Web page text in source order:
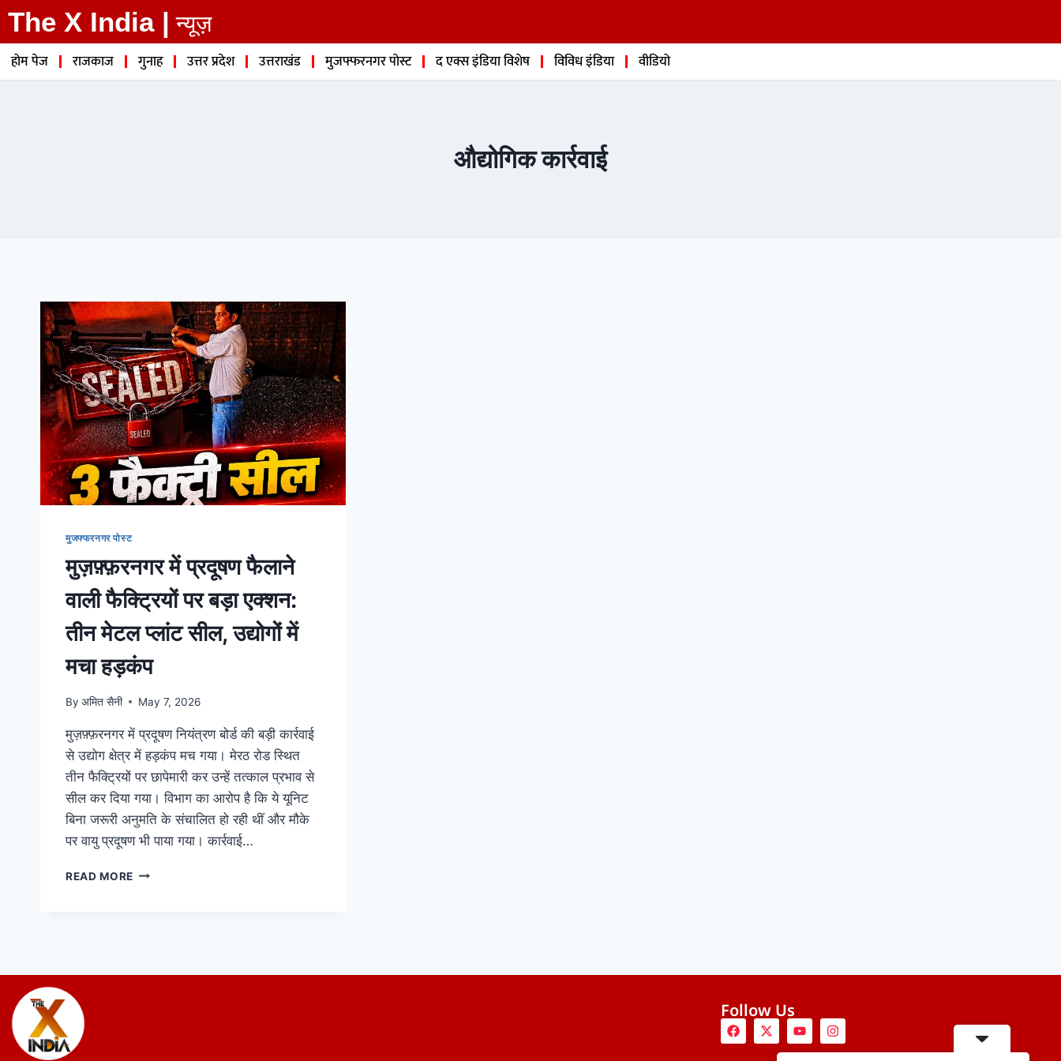
The X India | न्यूज़
होम पेज राजकाज गुनाह उत्तर प्रदेश उत्तराखंड मुजफ्फरनगर पोस्ट द एक्स इंडिया विशेष विविध इंडिया वीडियो
औद्योगिक कार्रवाई
मुजफ्फरनगर पोस्ट
मुज़फ़्फ़रनगर में प्रदूषण फैलाने
वाली फैक्ट्रियों पर बड़ा एक्शन:
तीन मेटल प्लांट सील, उद्योगों में
मचा हड़कंप
By अमित सैनी May 7, 2026
मुज़फ़्फ़रनगर में प्रदूषण नियंत्रण बोर्ड की बड़ी कार्रवाई
से उद्योग क्षेत्र में हड़कंप मच गया। मेरठ रोड स्थित
तीन फैक्ट्रियों पर छापेमारी कर उन्हें तत्काल प्रभाव से
सील कर दिया गया। विभाग का आरोप है कि ये यूनिट
बिना जरूरी अनुमति के संचालित हो रही थीं और मौके
पर वायु प्रदूषण भी पाया गया। कार्रवाई…
READ MORE
Follow Us